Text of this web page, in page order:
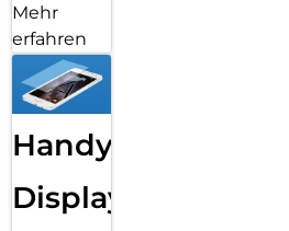
Mehr
erfahren
Handy
Displayfolie